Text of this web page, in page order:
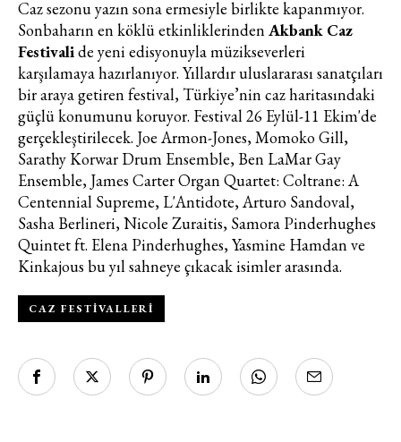
Caz sezonu yazın sona ermesiyle birlikte kapanmıyor.
Sonbaharın en köklü etkinliklerindenAkbank Caz
Festivalide yeni edisyonuyla müzikseverleri
karşılamaya hazırlanıyor. Yıllardır uluslararası sanatçıları
bir araya getiren festival, Türkiye’nin caz haritasındaki
güçlü konumunu koruyor. Festival 26 Eylül-11 Ekim'de
gerçekleştirilecek. Joe Armon-Jones, Momoko Gill,
Sarathy Korwar Drum Ensemble, Ben LaMar Gay
Ensemble, James Carter Organ Quartet: Coltrane: A
Centennial Supreme, L'Antidote, Arturo Sandoval,
Sasha Berlineri, Nicole Zuraitis, Samora Pinderhughes
Quintet ft. Elena Pinderhughes, Yasmine Hamdan ve
Kinkajous bu yıl sahneye çıkacak isimler arasında.
CAZ FESTIVALLERI